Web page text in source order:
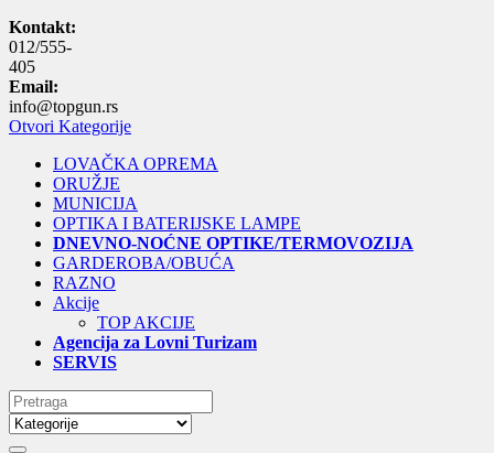
Kontakt:
012/555-
405
Email:
info@topgun.rs
Otvori Kategorije
LOVAČKA OPREMA
ORUŽJE
MUNICIJA
OPTIKA I BATERIJSKE LAMPE
DNEVNO-NOĆNE OPTIKE/TERMOVOZIJA
GARDEROBA/OBUĆA
RAZNO
Akcije
TOP AKCIJE
Agencija za Lovni Turizam
SERVIS
Search
for: